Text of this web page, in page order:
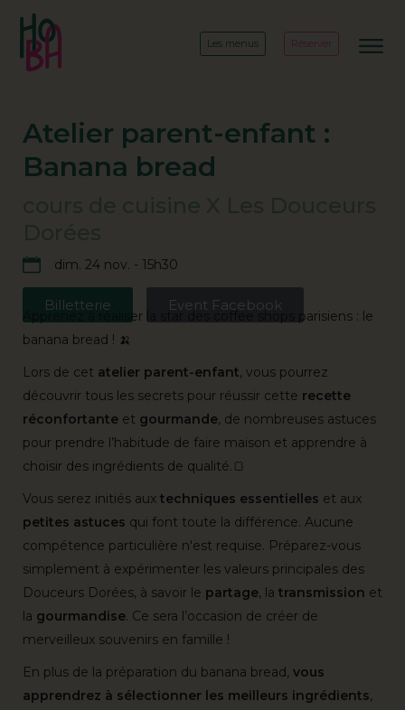
Les menus Réserver
Atelier parent-enfant :
Banana bread
dim. 24 nov. - 15h30
Billetterie Event Facebook
Apprenez à réaliser la star des coffee shops parisiens : le
banana bread ! 🍌
Lors de cet atelier parent-enfant, vous pourrez
découvrir tous les secrets pour réussir cette recette
réconfortante et gourmande, de nombreuses astuces
pour prendre l’habitude de faire maison et apprendre à
choisir des ingrédients de qualité.🍞
Vous serez initiés aux techniques essentielles et aux
petites astuces qui font toute la différence. Aucune
compétence particulière n'est requise. Préparez-vous
simplement à expérimenter les valeurs principales des
Douceurs Dorées, à savoir le partage, la transmission et
la gourmandise. Ce sera l’occasion de créer de
merveilleux souvenirs en famille !
En plus de la préparation du banana bread, vous
apprendrez à sélectionner les meilleurs ingrédients,